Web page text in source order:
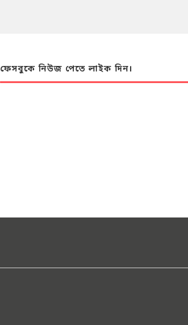
ফেসবুকে নিউজ পেতে লাইক দিন।